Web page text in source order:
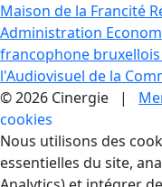
Maison de la Francité
Administration
francophone bruxellois
l'Audiovisuel de la
© 2026 Cinergie |
cookies
Gestion des
Nous utilisons des
essentielles du site,